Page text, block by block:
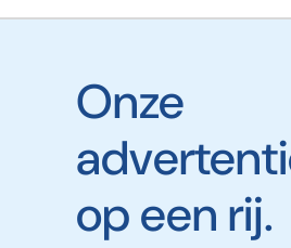
Onze
op een rij.